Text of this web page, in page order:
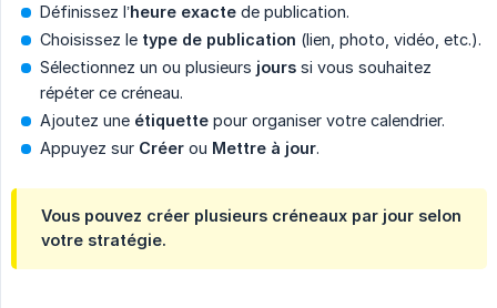
Définissez l’heure exacte de publication.
Choisissez le type de publication (lien, photo, vidéo, etc.).
Sélectionnez un ou plusieurs jours si vous souhaitez
répéter ce créneau.
Ajoutez une étiquette pour organiser votre calendrier.
Appuyez sur Créer ou Mettre à jour.
Vous pouvez créer plusieurs créneaux par jour selon
votre stratégie.